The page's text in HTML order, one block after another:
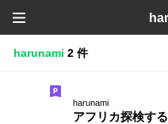
harunami 2 件
harunami
アフリカ探検す